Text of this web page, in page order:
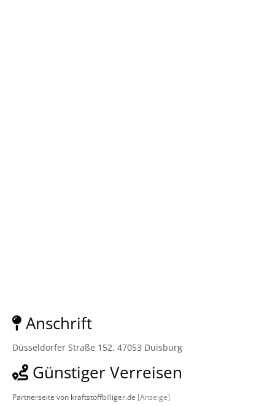
Anschrift
Düsseldorfer Straße 152, 47053 Duisburg
Günstiger Verreisen
Partnerseite von kraftstoffbilliger.de [Anzeige]